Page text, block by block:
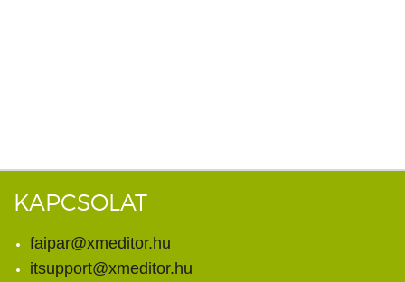
KAPCSOLAT
faipar@xmeditor.hu
itsupport@xmeditor.hu